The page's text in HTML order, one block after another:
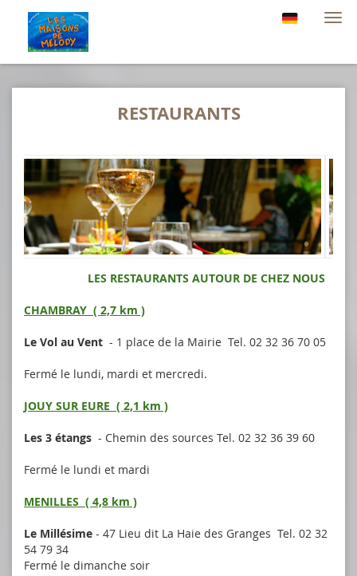
RESTAURANTS
LES RESTAURANTS AUTOUR DE CHEZ NOUS
CHAMBRAY ( 2,7 km )
Le Vol au Vent - 1 place de la Mairie Tel. 02 32 36 70 05
Fermé le lundi, mardi et mercredi.
JOUY SUR EURE ( 2,1 km )
Les 3 étangs - Chemin des sources Tel. 02 32 36 39 60
Fermé le lundi et mardi
MENILLES ( 4,8 km )
Le Millésime - 47 Lieu dit La Haie des Granges Tel. 02 32
54 79 34
Fermé le dimanche soir